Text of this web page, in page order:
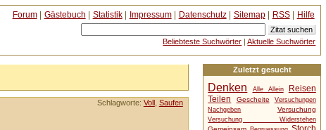
Schlagworte: Voll Saufen
Zuletzt gesucht
Denken Alle Allein
Reisen
Teilen
Gescheite
Versuchungen
Nachgeben
Versuchung
Versuchung Widerstehen
Forum| Gästebuch | Statistik| Impressum| Datenschutz| Sitemap| RSS| Hilfe
Beliebteste Suchwörter |Aktuelle Suchwörter